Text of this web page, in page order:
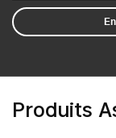
Produits